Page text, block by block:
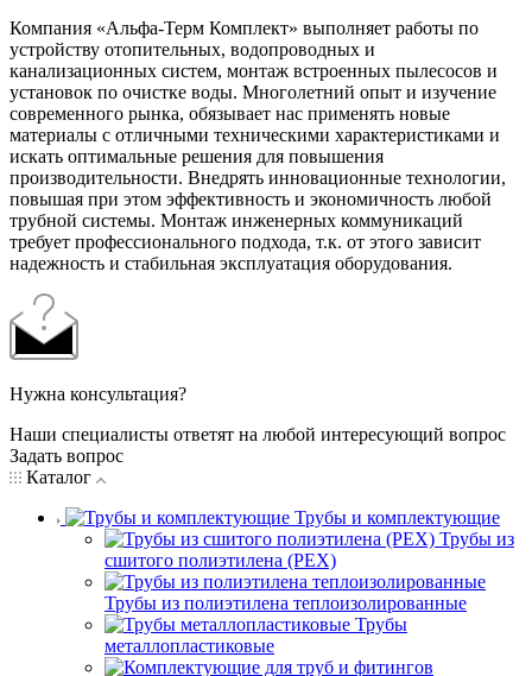
Компания «Альфа-Терм Комплект» выполняет работы по
устройству отопительных, водопроводных и
канализационных систем, монтаж встроенных пылесосов и
установок по очистке воды. Многолетний опыт и изучение
современного рынка, обязывает нас применять новые
материалы с отличными техническими характеристиками и
искать оптимальные решения для повышения
производительности. Внедрять инновационные технологии,
повышая при этом эффективность и экономичность любой
трубной системы. Монтаж инженерных коммуникаций
требует профессионального подхода, т.к. от этого зависит
надежность и стабильная эксплуатация оборудования.
Нужна консультация?
Наши специалисты ответят на любой интересующий вопрос
Задать вопрос
Каталог
Трубы и комплектующие
Трубы из
сшитого полиэтилена (PEX)
Трубы из полиэтилена теплоизолированные
Трубы
металлопластиковые